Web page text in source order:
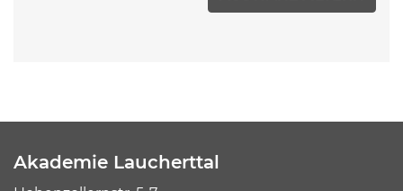
Akademie Laucherttal